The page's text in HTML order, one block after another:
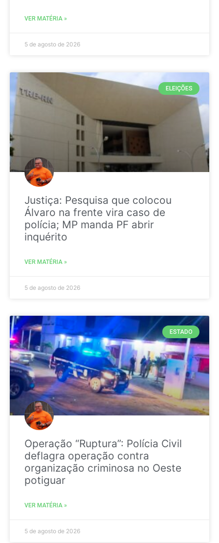
VER MATÉRIA »
5 de agosto de 2026
ELEIÇÕES
Justiça: Pesquisa que colocou
Álvaro na frente vira caso de
polícia; MP manda PF abrir
inquérito
VER MATÉRIA »
5 de agosto de 2026
ESTADO
Operação “Ruptura”: Polícia Civil
deflagra operação contra
organização criminosa no Oeste
potiguar
VER MATÉRIA »
5 de agosto de 2026